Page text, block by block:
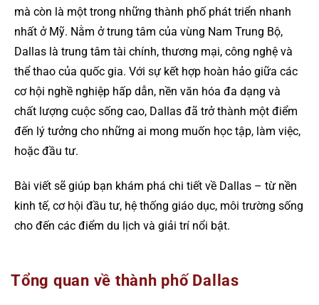
mà còn là một trong những thành phố phát triển nhanh
nhất ở Mỹ. Nằm ở trung tâm của vùng Nam Trung Bộ,
Dallas là trung tâm tài chính, thương mại, công nghệ và
thể thao của quốc gia. Với sự kết hợp hoàn hảo giữa các
cơ hội nghề nghiệp hấp dẫn, nền văn hóa đa dạng và
chất lượng cuộc sống cao, Dallas đã trở thành một điểm
đến lý tưởng cho những ai mong muốn học tập, làm việc,
hoặc đầu tư.
Bài viết sẽ giúp bạn khám phá chi tiết về Dallas – từ nền
kinh tế, cơ hội đầu tư, hệ thống giáo dục, môi trường sống
cho đến các điểm du lịch và giải trí nổi bật.
Tổng quan về thành phố Dallas